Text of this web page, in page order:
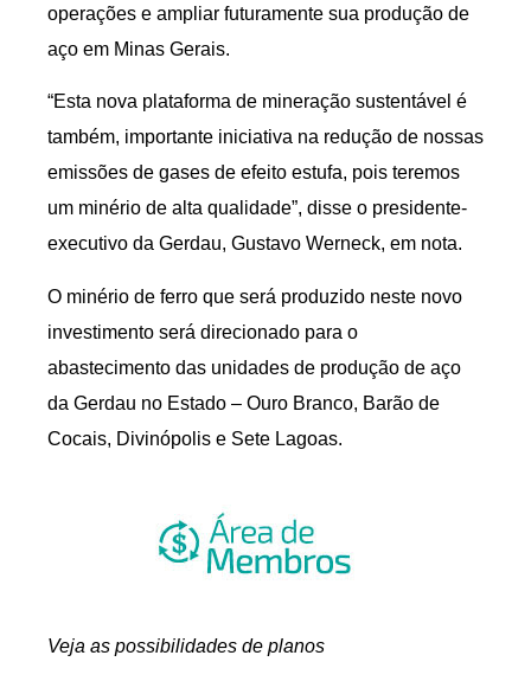
operações e ampliar futuramente sua produção de
aço em Minas Gerais.
“Esta nova plataforma de mineração sustentável é
também, importante iniciativa na redução de nossas
emissões de gases de efeito estufa, pois teremos
um minério de alta qualidade”, disse o presidente-
executivo da Gerdau, Gustavo Werneck, em nota.
O minério de ferro que será produzido neste novo
investimento será direcionado para o
abastecimento das unidades de produção de aço
da Gerdau no Estado – Ouro Branco, Barão de
Cocais, Divinópolis e Sete Lagoas.
Veja as possibilidades de planos